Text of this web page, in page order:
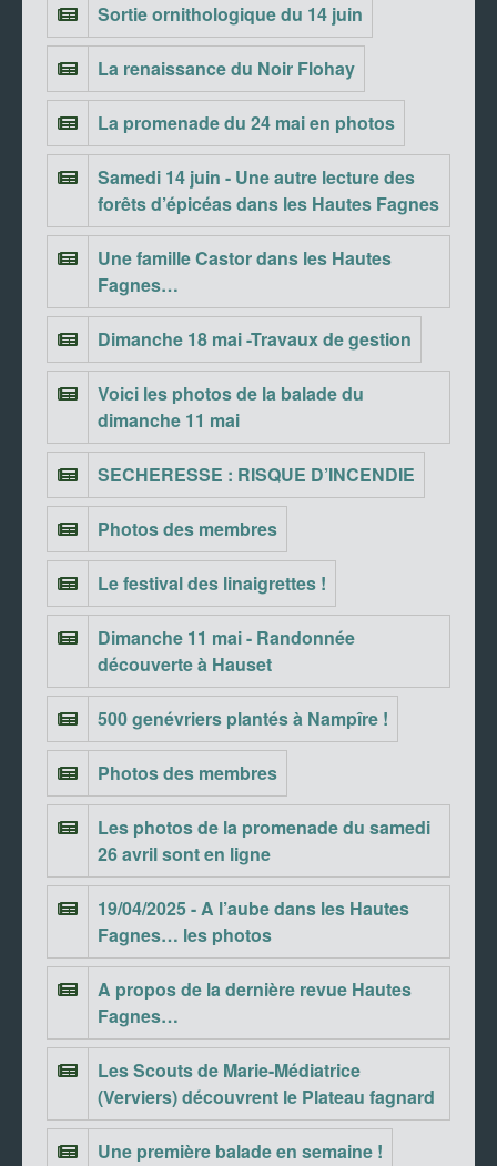
Sortie ornithologique du 14 juin
La renaissance du Noir Flohay
La promenade du 24 mai en photos
Samedi 14 juin - Une autre lecture des
forêts d’épicéas dans les Hautes Fagnes
Une famille Castor dans les Hautes
Fagnes…
Dimanche 18 mai -Travaux de gestion
Voici les photos de la balade du
dimanche 11 mai
SECHERESSE : RISQUE D’INCENDIE
Photos des membres
Le festival des linaigrettes !
Dimanche 11 mai - Randonnée
découverte à Hauset
500 genévriers plantés à Nampîre !
Photos des membres
Les photos de la promenade du samedi
26 avril sont en ligne
19/04/2025 - A l’aube dans les Hautes
Fagnes… les photos
A propos de la dernière revue Hautes
Fagnes…
Les Scouts de Marie-Médiatrice
(Verviers) découvrent le Plateau fagnard
Une première balade en semaine !